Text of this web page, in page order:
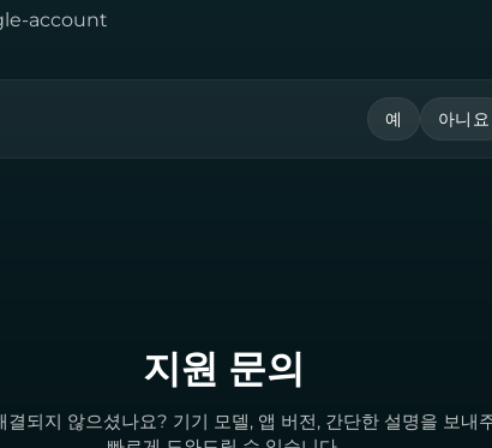
account
예 아니요
지원 문의
결되지 않으셨나요? 기기 모델, 앱 버전, 간단한 설명을 보내